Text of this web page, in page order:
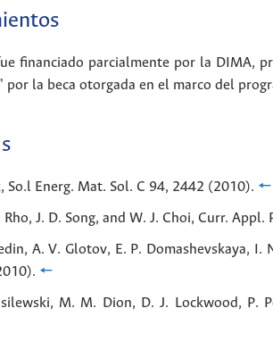
financiado parcialmente por la DIMA,
por la beca otorgada en el marco del
So.l Energ. Mat. Sol. C 94, 2442 (2010). 🠔
Rho, J. D. Song, and W. J. Choi, Curr.
A. V. Glotov, E. P. Domashevskaya,
🠔
M. M. Dion, D. J. Lockwood, P.